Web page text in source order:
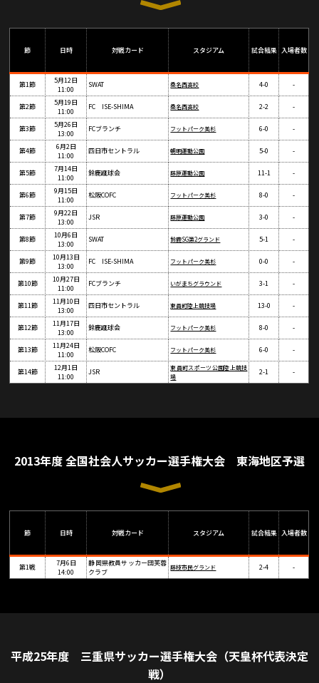
節 日時 対戦カード スタジアム 試合結果 入場者数
第1節
5月12日
11:00
SWAT 桑名西高校 4-0 -
第2節
5月19日
11:00
FC ISE-SHIMA 桑名西高校 2-2 -
第3節
5月26日
13:00
FCブランチ フットパーク美杉 6-0 -
第4節
6月2日
11:00
四日市セントラル 朝明運動公園 5-0 -
第5節
7月14日
11:00
鈴鹿蹴球会 藤原運動公園 11-1 -
第6節
9月15日
11:00
松阪COFC フットパーク美杉 8-0 -
第7節
9月22日
13:00
JSR 藤原運動公園 3-0 -
第8節
10月6日
13:00
SWAT 鈴鹿SG第2グランド 5-1 -
第9節
10月13日
13:00
FC ISE-SHIMA フットパーク美杉 0-0 -
第10節
10月27日
11:00
FCブランチ いがまちグラウンド 3-1 -
第11節
11月10日
13:00
四日市セントラル 東員町陸上競技場 13-0 -
第12節
11月17日
13:00
鈴鹿蹴球会 フットパーク美杉 8-0 -
第13節
11月24日
11:00
松阪COFC フットパーク美杉 6-0 -
第14節
12月1日
11:00
JSR
東員町スポーツ公園陸上競技
場
2-1 -
2013年度 全国社会人サッカー選手権大会 東海地区予選
節 日時 対戦カード スタジアム 試合結果 入場者数
第1戦
7月6日
14:00
静岡県教員サッカー団芙蓉
クラブ
藤枝市民グランド 2-4 -
平成25年度 三重県サッカー選手権大会（天皇杯代表決定
戦）